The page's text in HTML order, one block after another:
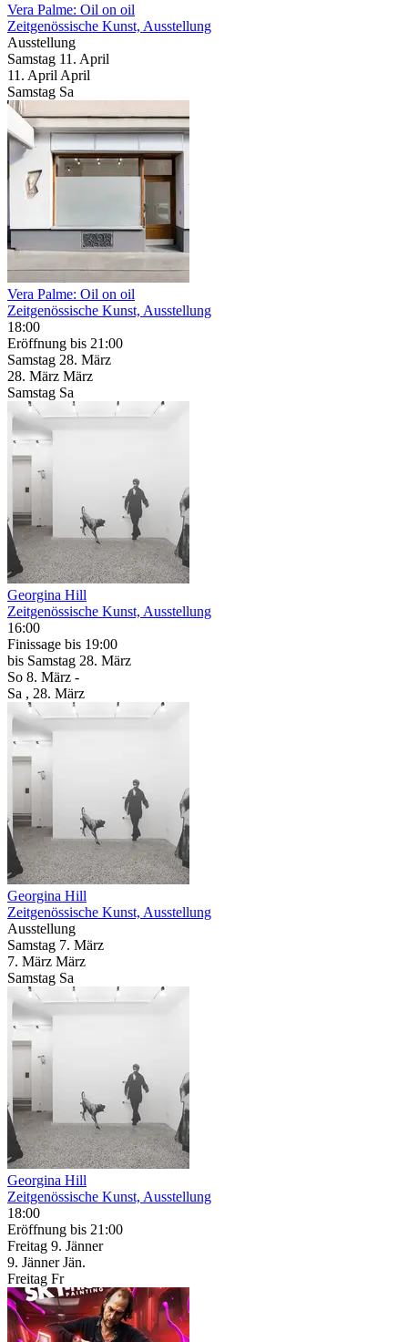
Vera Palme: Oil on oil
Zeitgenössische Kunst, Ausstellung
Ausstellung
Samstag 11. April
11. April April
Samstag Sa
Vera Palme: Oil on oil
Zeitgenössische Kunst, Ausstellung
18:00
Eröffnung bis 21:00
Samstag 28. März
28. März März
Samstag Sa
Georgina Hill
Zeitgenössische Kunst, Ausstellung
16:00
Finissage bis 19:00
bis Samstag 28. März
So 8. März -
Sa , 28. März
Georgina Hill
Zeitgenössische Kunst, Ausstellung
Ausstellung
Samstag 7. März
7. März März
Samstag Sa
Georgina Hill
Zeitgenössische Kunst, Ausstellung
18:00
Eröffnung bis 21:00
Freitag 9. Jänner
9. Jänner Jän.
Freitag Fr